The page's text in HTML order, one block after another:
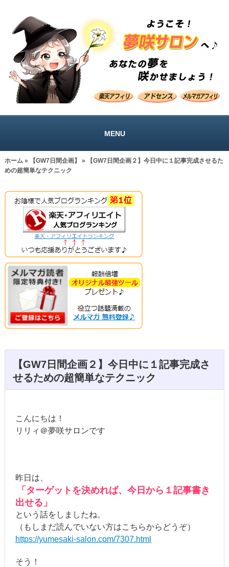
MENU
ホーム» 【GW7日間企画】
» 【GW7日間企画２】今日中に１記事完成させるた
めの超簡単なテクニック
【GW7日間企画２】今日中に１記事完成さ
せるための超簡単なテクニック
こんにちは！
リリィ＠夢咲サロンです
昨日は、
「ターゲットを決めれば、今日から１記事書き
出せる」
という話をしましたね。
（もしまだ読んでいない方はこちらからどうぞ）
https://yumesaki-salon.com/7307.html
そう！